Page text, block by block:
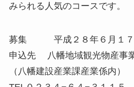
みられる人気のコースです。
募集 平成２８年６月１７
申込先 八幡地域観光物産事
（八幡建設産業課産業係内）